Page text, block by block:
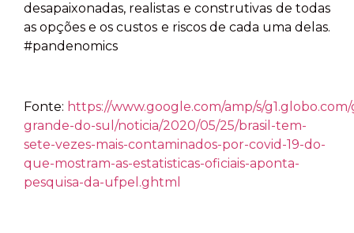
desapaixonadas, realistas e construtivas de todas
as opções e os custos e riscos de cada uma delas.
#pandenomics
Fonte: https://www.google.com/amp/s/
grande-do-sul/noticia/2020/05/25/brasil-tem-
sete-vezes-mais-contaminados-por-covid-19-do-
que-mostram-as-estatisticas-oficiais-aponta-
pesquisa-da-ufpel.ghtml